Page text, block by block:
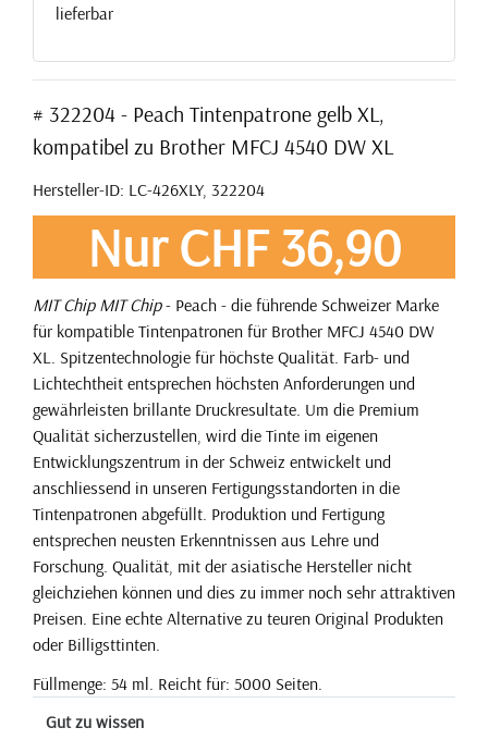
lieferbar
# 322204 - Peach Tintenpatrone gelb XL,
kompatibel zu Brother MFCJ 4540 DW XL
Hersteller-ID: LC-426XLY, 322204
Nur CHF 36,90
MIT Chip MIT Chip- Peach - die führende Schweizer Marke
für kompatible Tintenpatronen für Brother MFCJ 4540 DW
XL. Spitzentechnologie für höchste Qualität. Farb- und
Lichtechtheit entsprechen höchsten Anforderungen und
gewährleisten brillante Druckresultate. Um die Premium
Qualität sicherzustellen, wird die Tinte im eigenen
Entwicklungszentrum in der Schweiz entwickelt und
anschliessend in unseren Fertigungsstandorten in die
Tintenpatronen abgefüllt. Produktion und Fertigung
entsprechen neusten Erkenntnissen aus Lehre und
Forschung. Qualität, mit der asiatische Hersteller nicht
gleichziehen können und dies zu immer noch sehr attraktiven
Preisen. Eine echte Alternative zu teuren Original Produkten
oder Billigsttinten.
Füllmenge: 54 ml. Reicht für: 5000 Seiten.
Gut zu wissen